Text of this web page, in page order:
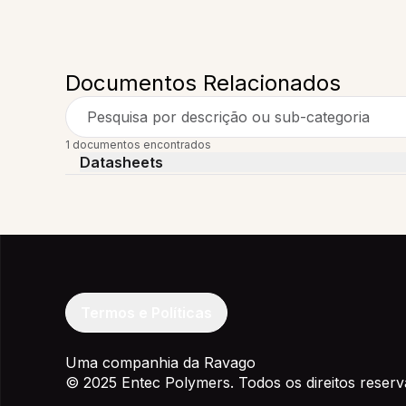
Documentos Relacionados
Pesquisa por descrição ou sub-categoria
1 documentos encontrados
Datasheets
Uma companhia da Ravago
© 2025 Entec Polymers. Todos os direitos